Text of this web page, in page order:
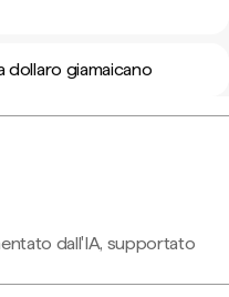
dollaro giamaicano
dall'IA, supportato